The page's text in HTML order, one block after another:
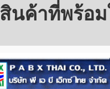
สินค้าที่พร้อม